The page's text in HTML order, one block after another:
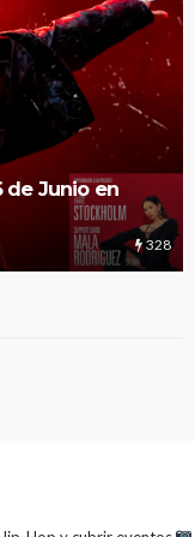
el cartel de
1.9k